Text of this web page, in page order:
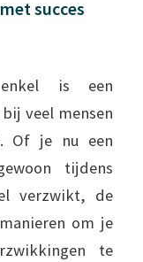
succes
is een
veel mensen
Of je nu een
tijdens
verzwikt, de
om je
te